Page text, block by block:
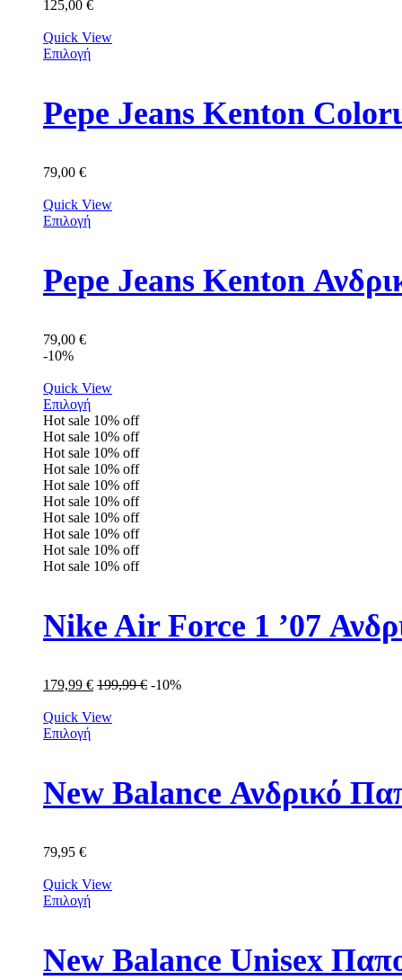
125,00 €
Quick View
Επιλογή
Pepe Jeans Kenton
79,00 €
Quick View
Επιλογή
Pepe Jeans Kenton
79,00 €
-10%
Quick View
Επιλογή
Hot sale 10% off
Hot sale 10% off
Hot sale 10% off
Hot sale 10% off
Hot sale 10% off
Hot sale 10% off
Hot sale 10% off
Hot sale 10% off
Hot sale 10% off
Hot sale 10% off
Nike Air Force 1 ’07
179,99 € 199,99€ -10%
Quick View
Επιλογή
New Balance Ανδρικό
79,95 €
Quick View
Επιλογή
New Balance Unisex